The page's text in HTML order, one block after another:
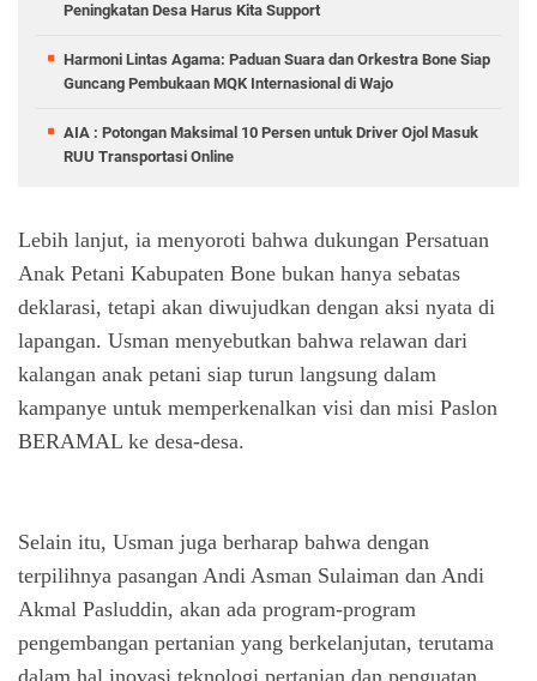
Peningkatan Desa Harus Kita Support
Harmoni Lintas Agama: Paduan Suara dan Orkestra Bone Siap
Guncang Pembukaan MQK Internasional di Wajo
AIA : Potongan Maksimal 10 Persen untuk Driver Ojol Masuk
RUU Transportasi Online
Lebih lanjut, ia menyoroti bahwa dukungan Persatuan
Anak Petani Kabupaten Bone bukan hanya sebatas
deklarasi, tetapi akan diwujudkan dengan aksi nyata di
lapangan. Usman menyebutkan bahwa relawan dari
kalangan anak petani siap turun langsung dalam
kampanye untuk memperkenalkan visi dan misi Paslon
BERAMAL ke desa-desa.
Selain itu, Usman juga berharap bahwa dengan
terpilihnya pasangan Andi Asman Sulaiman dan Andi
Akmal Pasluddin, akan ada program-program
pengembangan pertanian yang berkelanjutan, terutama